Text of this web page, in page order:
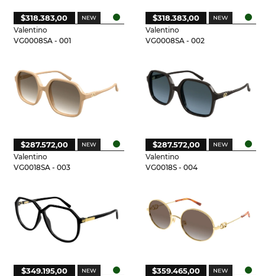
Valentino
VG0008SA - 001
$318.383,00
Valentino
VG0008SA - 002
$318.383,00
Valentino
VG0018SA - 003
$287.572,00
Valentino
VG0018S - 004
$287.572,00
$349.195,00 $359.465,00